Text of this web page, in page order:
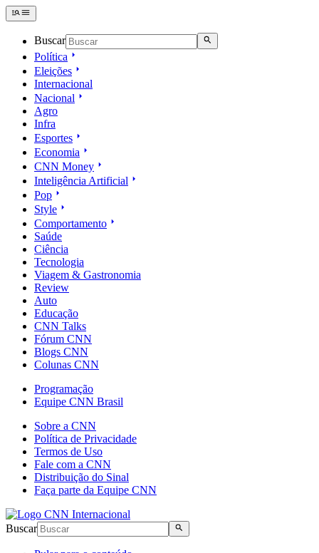
Buscar
Política
Eleições
Internacional
Nacional
Agro
Infra
Esportes
Economia
CNN Money
Inteligência Artificial
Pop
Style
Comportamento
Saúde
Ciência
Tecnologia
Viagem & Gastronomia
Review
Auto
Educação
CNN Talks
Fórum CNN
Blogs CNN
Colunas CNN
Programação
Equipe CNN Brasil
Sobre a CNN
Política de Privacidade
Termos de Uso
Fale com a CNN
Distribuição do Sinal
Faça parte da Equipe CNN
Buscar